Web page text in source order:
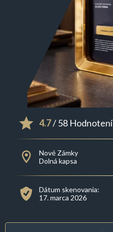
4.7/ 58 Hodnotení
Nové Zámky
Dolná kapsa
Dátum skenovania:
17. marca 2026